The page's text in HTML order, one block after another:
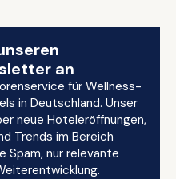
an
für Wellness-
in Deutschland. Unser
neue Hoteleröffnungen,
Trends im Bereich
Spam, nur relevante